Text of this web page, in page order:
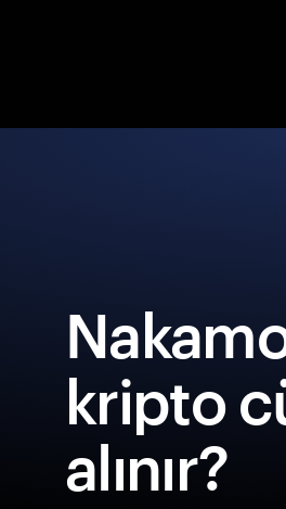
kripto
alınır?